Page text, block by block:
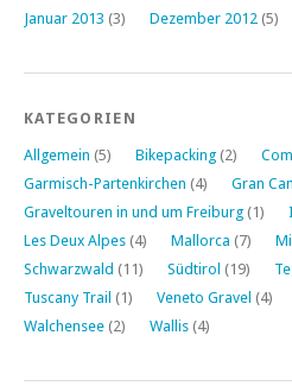
Januar 2013 (3) Dezember 2012 (5)
KATEGORIEN
Allgemein (5) Bikepacking (2)
Garmisch-Partenkirchen (4) Gran
Graveltouren in und um Freiburg (1)
Les Deux Alpes (4) Mallorca (7)
Schwarzwald (11) Südtirol (19)
Tuscany Trail (1) Veneto Gravel (4)
Walchensee (2) Wallis (4)